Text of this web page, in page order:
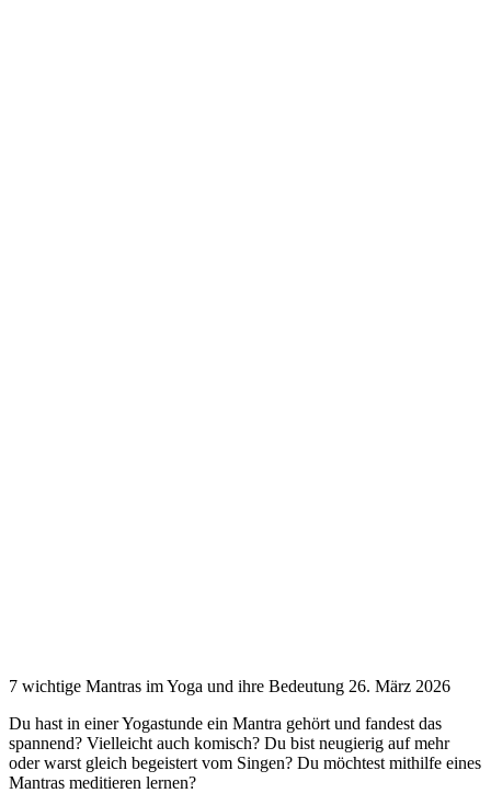
7 wichtige Mantras im Yoga und ihre Bedeutung 26. März 2026
Du hast in einer Yogastunde ein Mantra gehört und fandest das
spannend? Vielleicht auch komisch? Du bist neugierig auf mehr
oder warst gleich begeistert vom Singen? Du möchtest mithilfe eines
Mantras meditieren lernen?